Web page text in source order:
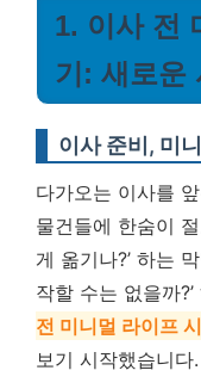
1. 이사 전
기: 새로운
이사 준비, 미
다가오는 이사를
물건들에 한숨이
게 옮기나?’ 하는
작할 수는 없을까
전 미니멀 라이프
보기 시작했습니다.